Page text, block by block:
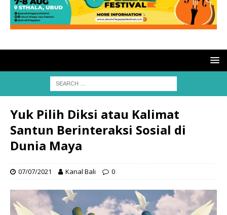
Yuk Pilih Diksi atau Kalimat
Santun Berinteraksi Sosial di
Dunia Maya
07/07/2021 Kanal Bali 0